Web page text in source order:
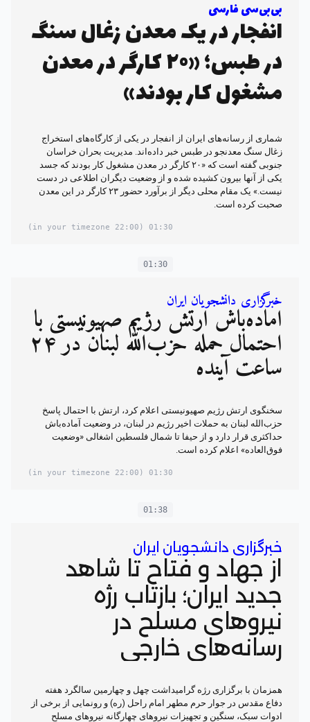
بی‌بی‌سی فارسی
انفجار در یک معدن زغال سنگ
در طبس؛ «۲۰ کارگر در معدن
مشغول کار بودند»
شماری از رسانه‌های ایران از انفجار در یکی از کارگاه‌های استخراج
زغال سنگ معدنجو در طبس خبر داده‌اند. مدیریت بحران خراسان
جنوبی گفته است که «۲۰ کارگر در معدن مشغول کار بودند که جسد
یکی از آنها بیرون کشیده شده و از وضعیت دیگران اطلاعی در دست
نیست.» یک مقام محلی دیگر از برآورد حضور ۲۳ کارگر در این معدن
صحبت کرده است.
01:30
(22:00 in your timezone)
01:30
خبرگزاری دانشجویان ایران
آماده‌باش ارتش رژیم صهیونیستی با
احتمال حمله حزب‌الله لبنان در ۲۴
ساعت آینده
سخنگوی ارتش رژیم صهیونیستی اعلام کرد، ارتش با احتمال پاسخ
حزب‌الله لبنان به حملات اخیر رژیم در لبنان، در وضعیت آماده‌باش
حداکثری قرار دارد و از حیفا تا شمال فلسطین اشغالی «وضعیت
فوق‌العاده» اعلام کرده است.
01:30
(22:00 in your timezone)
01:38
خبرگزاری دانشجویان ایران
از جهاد و فتاح تا شاهد
جدید ایران؛ بازتاب رژه
نیروهای مسلح در
رسانه‌های خارجی
همزمان با برگزاری رژه گرامیداشت چهل و چهارمین سالگرد هفته
دفاع مقدس در جوار حرم مطهر امام راحل (ره) و رونمایی از برخی از
ادوات سبک، سنگین و تجهیزات نیروهای چهارگانه نیروهای مسلح